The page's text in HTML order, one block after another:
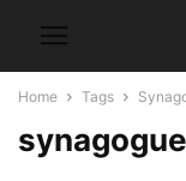
Home Tags
synagogue